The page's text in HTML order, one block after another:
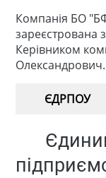
Компанія БО
Керівником
Олександрович.
ЄДРПОУ